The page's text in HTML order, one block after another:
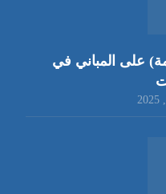
على المباني في